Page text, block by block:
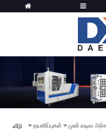
வீடு > தயாரிப்புகள் > முன் வடிவ